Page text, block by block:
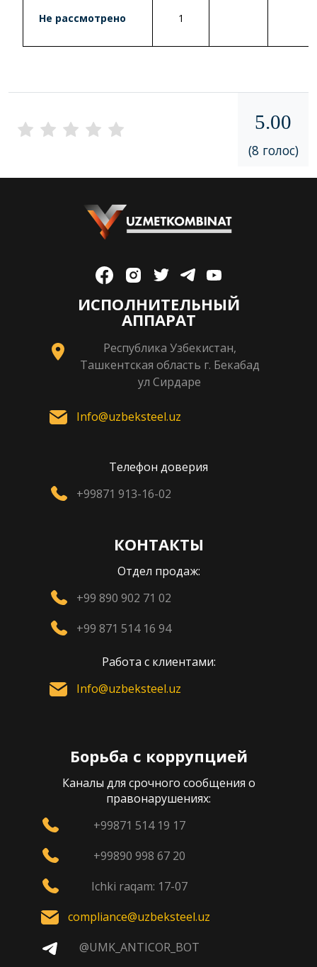
Не рассмотрено 1
5.00
(8 голос)
ИСПОЛНИТЕЛЬНЫЙ
АППАРАТ
Республика Узбекистан,
Ташкентская область г. Бекабад
ул Сирдаре
Info@uzbeksteel.uz
Телефон доверия
+99871 913-16-02
КОНТАКТЫ
Отдел продаж:
+99 890 902 71 02
+99 871 514 16 94
Работа с клиентами:
Info@uzbeksteel.uz
Борьба с коррупцией
Каналы для срочного сообщения о
правонарушениях:
+99871 514 19 17
+99890 998 67 20
Ichki raqam: 17-07
compliance@uzbeksteel.uz
@UMK_ANTICOR_BOT